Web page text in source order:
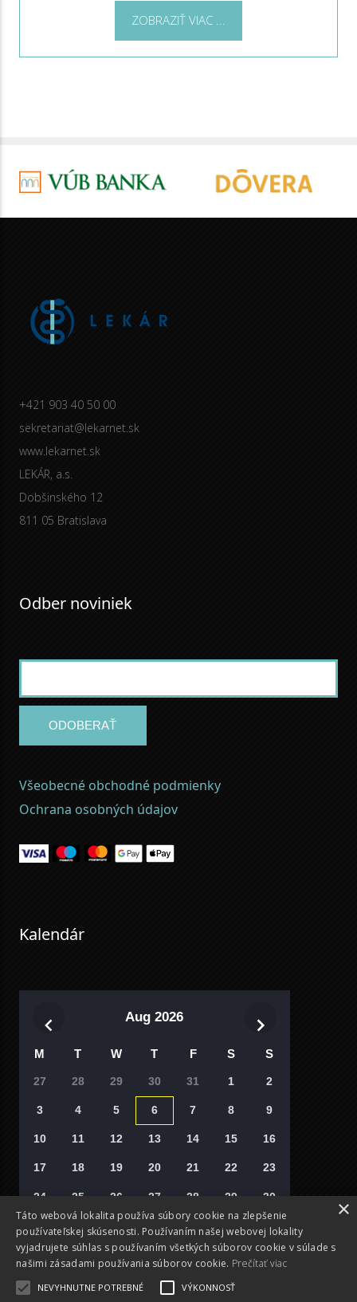
ZOBRAZIŤ VIAC ...
+421 903 40 50 00
sekretariat@lekarnet.sk
www.lekarnet.sk
LEKÁR, a.s.
Dobšinského 12
811 05 Bratislava
Odber noviniek
ODOBERAŤ
Všeobecné obchodné podmienky
Ochrana osobných údajov
Kalendár
Aug 2026
M T W T F S S
27 28 29 30 31 1 2
3 4 5 6 7 8 9
10 11 12 13 14 15 16
17 18 19 20 21 22 23
24 25 26 27 28 29 30
31 6
Vyberte si deň
×
Táto webová lokalita používa súbory cookie na zlepšenie
používateľskej skúsenosti. Používaním našej webovej lokality
vyjadrujete súhlas s používaním všetkých súborov cookie v súlade s
našimi zásadami používania súborov cookie. Prečítať viac
NEVYHNUTNE POTREBNÉ VÝKONNOSŤ